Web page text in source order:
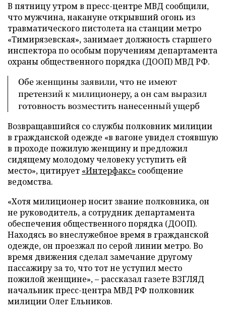
В пятницу утром в пресс-центре МВД сообщили,
что мужчина, накануне открывший огонь из
травматического пистолета на станции метро
«Тимирязевская», занимает должность старшего
инспектора по особым поручениям департамента
охраны общественного порядка (ДООП) МВД РФ.
Обе женщины заявили, что не имеют
претензий к милиционеру, а он сам выразил
готовность возместить нанесенный ущерб
Возвращавшийся со службы полковник милиции
в гражданской одежде «в вагоне увидел стоявшую
в проходе пожилую женщину и предложил
сидящему молодому человеку уступить ей
место», цитирует «Интерфакс» сообщение
ведомства.
«Хотя милиционер носит звание полковника, он
не руководитель, а сотрудник департамента
обеспечения общественного порядка (ДООП).
Находясь во внеслужебное время в гражданской
одежде, он проезжал по серой линии метро. Во
время движения сделал замечание другому
пассажиру за то, что тот не уступил место
пожилой женщине», – рассказал газете ВЗГЛЯД
начальник пресс-центра МВД РФ полковник
милиции Олег Ельников.